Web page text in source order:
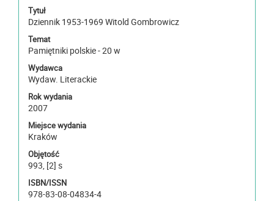
Tytuł
Dziennik 1953-1969 Witold Gombrowicz
Temat
Pamiętniki polskie - 20 w
Wydawca
Wydaw. Literackie
Rok wydania
2007
Miejsce wydania
Kraków
Objętość
993, [2] s
ISBN/ISSN
978-83-08-04834-4